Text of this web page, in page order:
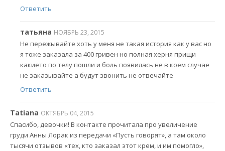
Ответить
татьяна НОЯБРЬ 23, 2015
Не пережывайте хоть у меня не такая история как у вас но
я тоже заказала за 400 гривен но полная херня прищи
какието по телу пошли и боль появилась не в коем случае
не заказывайте а будут звонить не отвечайте
Ответить
Tatiana ОКТЯБРЬ 04, 2015
Спасибо, девочки! В контакте прочитала про увеличение
груди Анны Лорак из передачи «Пусть говорят», а там около
тысячи отзывов «тех, кто заказал этот крем, и им помогло»,